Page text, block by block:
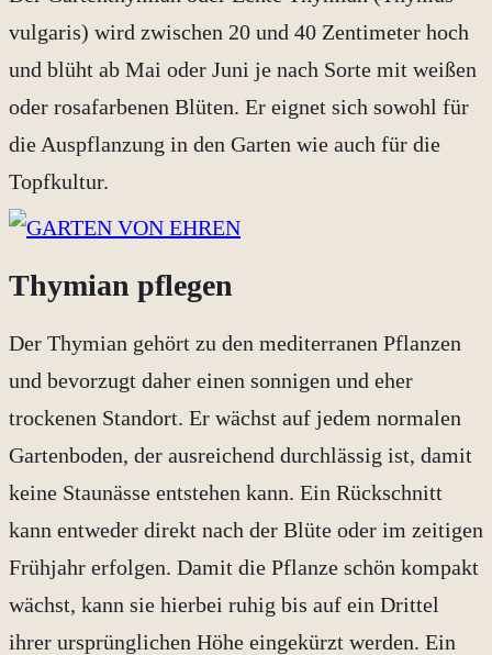
vulgaris) wird zwischen 20 und 40 Zentimeter hoch
und blüht ab Mai oder Juni je nach Sorte mit weißen
oder rosafarbenen Blüten. Er eignet sich sowohl für
die Auspflanzung in den Garten wie auch für die
Topfkultur.
Thymian pflegen
Der Thymian gehört zu den mediterranen Pflanzen
und bevorzugt daher einen sonnigen und eher
trockenen Standort. Er wächst auf jedem normalen
Gartenboden, der ausreichend durchlässig ist, damit
keine Staunässe entstehen kann. Ein Rückschnitt
kann entweder direkt nach der Blüte oder im zeitigen
Frühjahr erfolgen. Damit die Pflanze schön kompakt
wächst, kann sie hierbei ruhig bis auf ein Drittel
ihrer ursprünglichen Höhe eingekürzt werden. Ein